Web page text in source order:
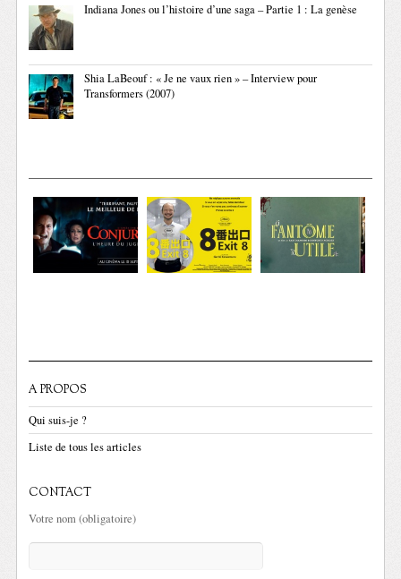
Indiana Jones ou l’histoire d’une saga – Partie 1 : La genèse
Shia LaBeouf : « Je ne vaux rien » – Interview pour
Transformers (2007)
A PROPOS
Qui suis-je ?
Liste de tous les articles
CONTACT
Votre nom (obligatoire)